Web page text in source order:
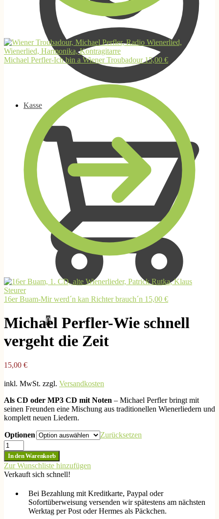
Kasse
0,00€ 0
Michael Perfler-Ich bin a Wiener Troubadour 15,00 €
16er Buam-Mir werd´n kan Richter brauch´n 15,00 €
Michael Perfler-Wie schnell
vergeht die Zeit
15,00 €
inkl. MwSt. zzgl. Versandkosten
Als CD oder MP3 CD mit Noten – Michael Perfler bringt mit
seinen Freunden eine Mischung aus traditionellen Wienerliedern und
komplett neuen Liedern.
Optionen
Zurücksetzen
Michael
Perfler-
Wie
schnell
vergeht
In den Warenkorb
Zur Wunschliste hinzufügen
Verkauft sich schnell!
Bei Bezahlung mit Kreditkarte, Paypal oder
Sofortüberweisung versenden wir spätestens am nächsten
Werktag per Post oder Hermes als Päckchen.